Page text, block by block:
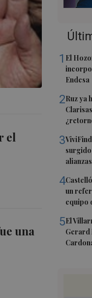
el
una
1 El
Endesa
2Ruz ya
3
4
un
equipo
5El
Gerard